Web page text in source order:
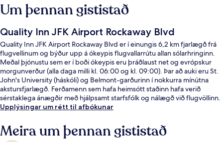
Um þennan gististað
Quality Inn JFK Airport Rockaway Blvd
Quality Inn JFK Airport Rockaway Blvd er í einungis 6,2 km fjarlægð frá
flugvellinum og býður upp á ókeypis flugvallarrútu allan sólarhringinn.
Meðal þjónustu sem er í boði ókeypis eru þráðlaust net og evrópskur
morgunverður (alla daga milli kl. 06:00 og kl. 09:00). Þar að auki eru St.
John's University (háskóli) og Belmont-garðurinn í nokkurra mínútna
akstursfjarlægð. Ferðamenn sem hafa heimsótt staðinn hafa verið
sérstaklega ánægðir með hjálpsamt starfsfólk og nálægð við flugvöllinn.
Upplýsingar um rétt til afbókunar
Meira um þennan gististað